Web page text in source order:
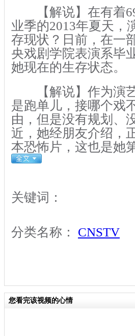
【解说】在有着
业季的2013年夏天，
存现状？日前，在一
央戏剧学院表演系毕
她现在的生存状态。
【解说】作为演艺
是跑单儿，接哪个戏
由，但是没有规划、
近，她经朋友介绍，
本恐怖片，这也是她
关键词：
分类名称： CNSTV
您看完该视频的心情